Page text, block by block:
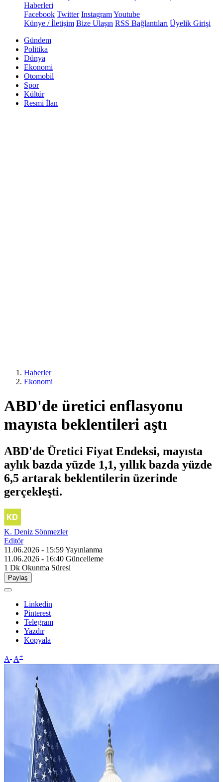
Haberleri
Facebook Twitter InstagramYoutube
Künye / İletişim Bize Ulaşın RSS Bağlantıları Üyelik Girişi
Gündem
Politika
Dünya
Ekonomi
Otomobil
Spor
Kültür
Resmi İlan
Haberler
Ekonomi
ABD'de üretici enflasyonu
mayısta beklentileri aştı
ABD'de Üretici Fiyat Endeksi, mayısta
aylık bazda yüzde 1,1, yıllık bazda yüzde
6,5 artarak beklentilerin üzerinde
gerçekleşti.
K. Deniz Sönmezler
Editör
11.06.2026 - 15:59Yayınlanma
11.06.2026 - 16:40 Güncelleme
1 Dk Okunma Süresi
Paylaş
Linkedin
Pinterest
Telegram
Yazdır
Kopyala
A- A+